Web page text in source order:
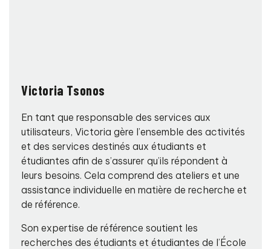
Victoria Tsonos
En tant que responsable des services aux
utilisateurs, Victoria gère l’ensemble des activités
et des services destinés aux étudiants et
étudiantes afin de s’assurer qu’ils répondent à
leurs besoins. Cela comprend des ateliers et une
assistance individuelle en matière de recherche et
de référence.
Son expertise de référence soutient les
recherches des étudiants et étudiantes de l’École